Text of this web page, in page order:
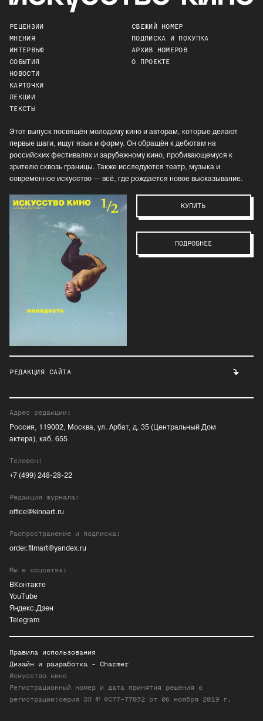
РЕЦЕНЗИИ
МНЕНИЯ
ИНТЕРВЬЮ
СОБЫТИЯ
НОВОСТИ
КАРТОЧКИ
ЛЕКЦИИ
ТЕКСТЫ
СВЕЖИЙ НОМЕР
ПОДПИСКА И ПОКУПКА
АРХИВ НОМЕРОВ
О ПРОЕКТЕ
Этот выпуск посвящён молодому кино и авторам, которые делают
первые шаги, ищут язык и форму. Он обращён к дебютам на
российских фестивалях и зарубежному кино, пробивающемуся к
зрителю сквозь границы. Также исследуются театр, музыка и
современное искусство — всё, где рождается новое высказывание.
КУПИТЬ
ПОДРОБНЕЕ
РЕДАКЦИЯ САЙТА
Адрес редакции:
Россия, 119002, Москва, ул. Арбат, д. 35 (Центральный Дом
актера), каб. 655
Телефон:
+7 (499) 248-28-22
Редакция журнала:
office@kinoart.ru
Распространение и подписка:
order.filmart@yandex.ru
Мы в соцсетях:
ВКонтакте
YouTube
Яндекс.Дзен
Telegram
Правила использования
Дизайн и разработка - Charmer
Искусство кино
Регистрационный номер и дата принятия решения о
регистрации:серия ЭЛ № ФС77-77032 от 06 ноября 2019 г.